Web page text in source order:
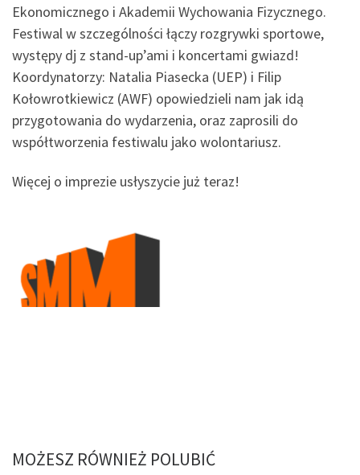
Ekonomicznego i Akademii Wychowania Fizycznego.
Festiwal w szczególności łączy rozgrywki sportowe,
występy dj z stand-up’ami i koncertami gwiazd!
Koordynatorzy: Natalia Piasecka (UEP) i Filip
Kołowrotkiewicz (AWF) opowiedzieli nam jak idą
przygotowania do wydarzenia, oraz zaprosili do
współtworzenia festiwalu jako wolontariusz.
Więcej o imprezie usłyszycie już teraz!
MOŻESZ RÓWNIEŻ POLUBIĆ